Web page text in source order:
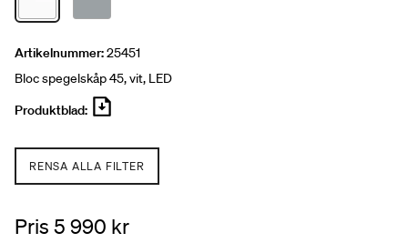
Artikelnummer:25451
Bloc spegelskåp 45, vit, LED
Produktblad:
RENSA ALLA FILTER
Pris 5 990 kr